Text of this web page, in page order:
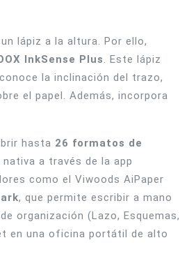
lápiz a la altura. Por ello,
InkSense Plus. Este lápiz
la inclinación del trazo,
el papel. Además, incorpora
hasta 26 formatos de
nativa a través de la app
como el Viwoods AiPaper
, que permite escribir a mano
organización (Lazo, Esquemas,
en una oficina portátil de alto